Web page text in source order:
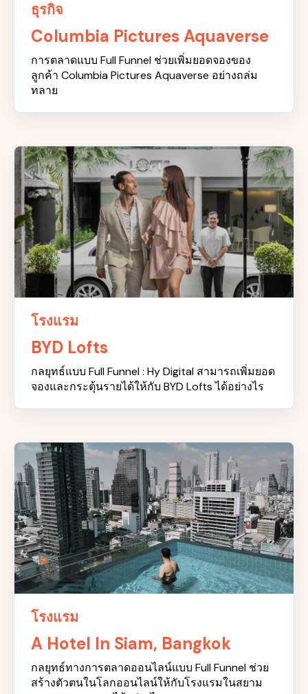
ธุรกิจ
Columbia Pictures Aquaverse
การตลาดแบบ Full Funnel ช่วยเพิ่มยอดจองของ
ลูกค้า Columbia Pictures Aquaverse อย่างถล่ม
ทลาย
โรงแรม
BYD Lofts
กลยุทธ์แบบ Full Funnel : Hy Digital สามารถเพิ่มยอด
จองและกระตุ้นรายได้ให้กับ BYD Lofts ได้อย่างไร
โรงแรม
A Hotel In Siam, Bangkok
กลยุทธ์ทางการตลาดออนไลน์แบบ Full Funnel ช่วย
สร้างตัวตนในโลกออนไลน์ให้กับโรงแรมในสยาม